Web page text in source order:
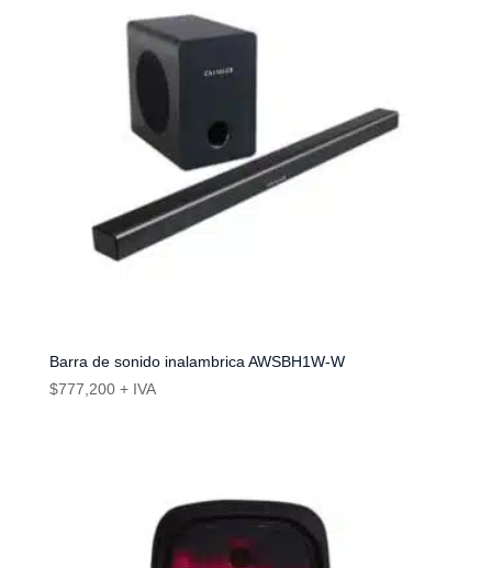
Barra de sonido inalambrica AWSBH1W-W
$777,200 + IVA